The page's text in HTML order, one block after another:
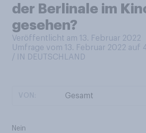
der Berlinale im
gesehen?
Veröffentlicht am 13. Februar 2022
Umfrage vom 13. Februar 2022 auf
/ IN DEUTSCHLAND
Nein